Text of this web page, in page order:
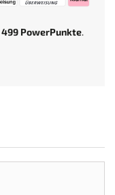
499 PowerPunkte.